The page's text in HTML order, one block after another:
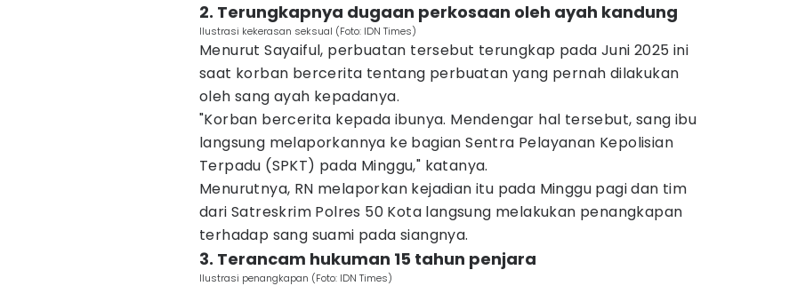
2. Terungkapnya dugaan perkosaan oleh ayah kandung
Ilustrasi kekerasan seksual (Foto: IDN Times)
Menurut Sayaiful, perbuatan tersebut terungkap pada Juni 2025 ini
saat korban bercerita tentang perbuatan yang pernah dilakukan
oleh sang ayah kepadanya.
"Korban bercerita kepada ibunya. Mendengar hal tersebut, sang ibu
langsung melaporkannya ke bagian Sentra Pelayanan Kepolisian
Terpadu (SPKT) pada Minggu," katanya.
Menurutnya, RN melaporkan kejadian itu pada Minggu pagi dan tim
dari Satreskrim Polres 50 Kota langsung melakukan penangkapan
terhadap sang suami pada siangnya.
3. Terancam hukuman 15 tahun penjara
Ilustrasi penangkapan (Foto: IDN Times)